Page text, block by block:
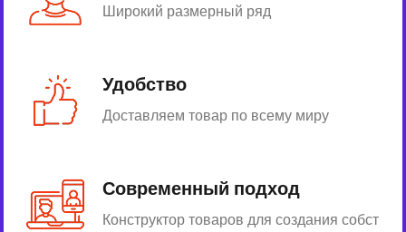
Широкий размерный ряд
Удобство
Доставляем товар по всему миру
Современный подход
Конструктор товаров для создания собст